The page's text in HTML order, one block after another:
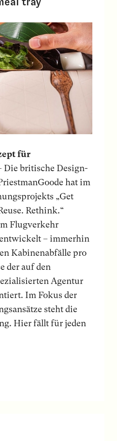
für
Die britische Design-
hat im
„Get
Rethink.“
Flugverkehr
– immerhin
Kabinenabfälle pro
der auf den
Agentur
Im Fokus der
steht die
Hier fällt für jeden